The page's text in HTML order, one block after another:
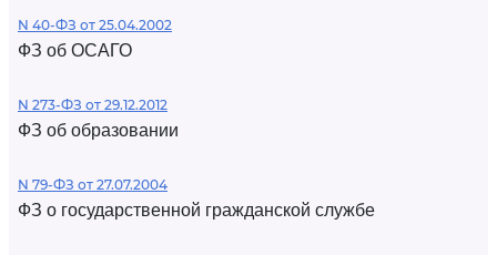
N 40-ФЗ от 25.04.2002
ФЗ об ОСАГО
N 273-ФЗ от 29.12.2012
ФЗ об образовании
N 79-ФЗ от 27.07.2004
ФЗ о государственной гражданской службе